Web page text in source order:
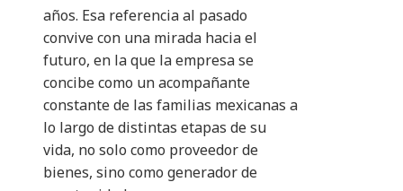
años. Esa referencia al pasado
convive con una mirada hacia el
futuro, en la que la empresa se
concibe como un acompañante
constante de las familias mexicanas a
lo largo de distintas etapas de su
vida, no solo como proveedor de
bienes, sino como generador de